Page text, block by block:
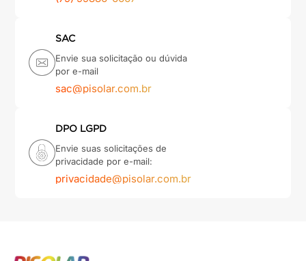
SAC
Envie sua solicitação ou dúvida
por e-mail
sac@pisolar.com.br
DPO LGPD
Envie suas solicitações de
privacidade por e-mail:
privacidade@pisolar.com.br